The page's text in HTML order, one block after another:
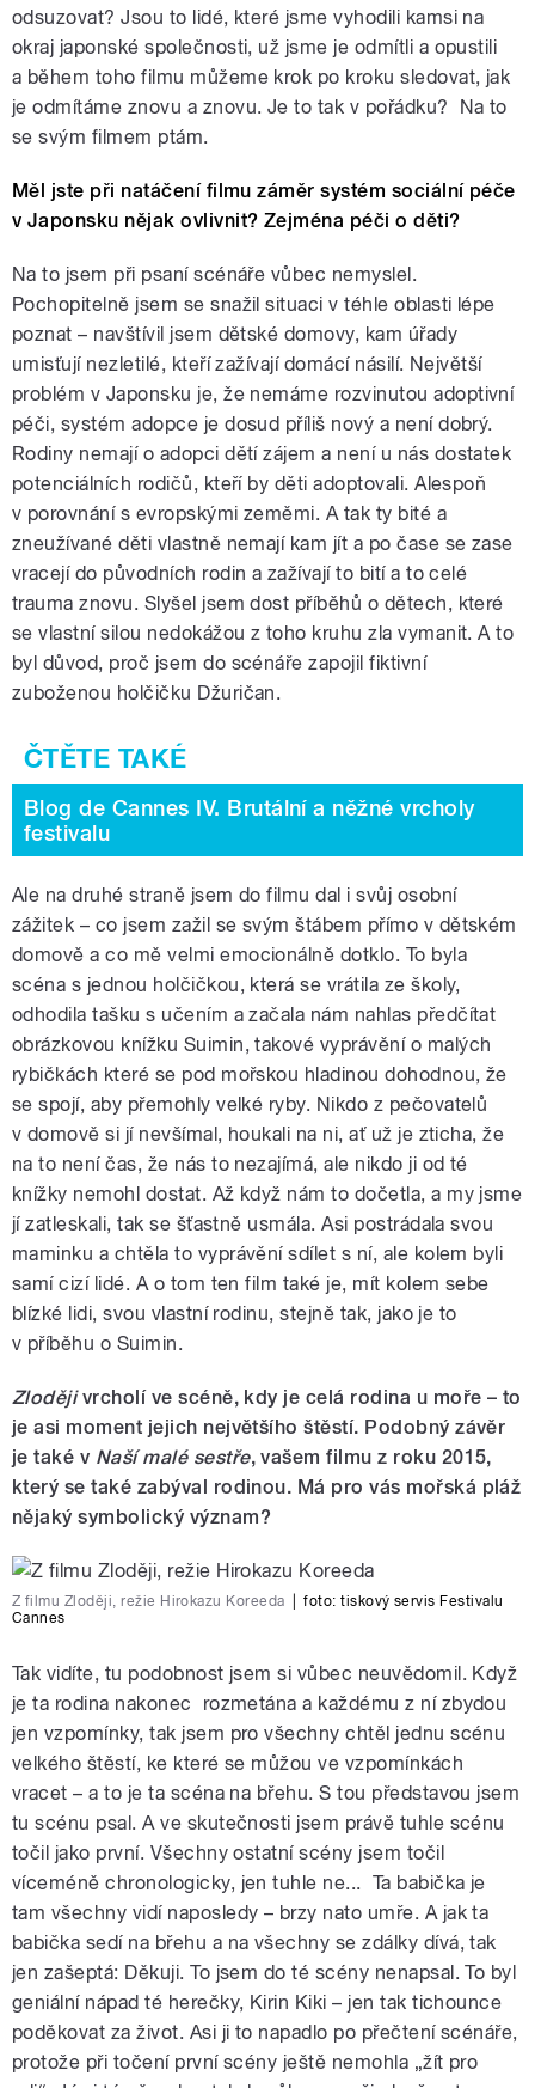
odsuzovat? Jsou to lidé, které jsme vyhodili kamsi na
okraj japonské společnosti, už jsme je odmítli a opustili
a během toho filmu můžeme krok po kroku sledovat, jak
je odmítáme znovu a znovu. Je to tak v pořádku? Na to
se svým filmem ptám.
Měl jste při natáčení filmu záměr systém sociální péče
v Japonsku nějak ovlivnit? Zejména péči o děti?
Na to jsem při psaní scénáře vůbec nemyslel.
Pochopitelně jsem se snažil situaci v téhle oblasti lépe
poznat – navštívil jsem dětské domovy, kam úřady
umisťují nezletilé, kteří zažívají domácí násilí. Největší
problém v Japonsku je, že nemáme rozvinutou adoptivní
péči, systém adopce je dosud příliš nový a není dobrý.
Rodiny nemají o adopci dětí zájem a není u nás dostatek
potenciálních rodičů, kteří by děti adoptovali. Alespoň
v porovnání s evropskými zeměmi. A tak ty bité a
zneužívané děti vlastně nemají kam jít a po čase se zase
vracejí do původních rodin a zažívají to bití a to celé
trauma znovu. Slyšel jsem dost příběhů o dětech, které
se vlastní silou nedokážou z toho kruhu zla vymanit. A to
byl důvod, proč jsem do scénáře zapojil fiktivní
zuboženou holčičku Džuričan.
Blog de Cannes IV. Brutální a něžné vrcholy
festivalu
Ale na druhé straně jsem do filmu dal i svůj osobní
zážitek – co jsem zažil se svým štábem přímo v dětském
domově a co mě velmi emocionálně dotklo. To byla
scéna s jednou holčičkou, která se vrátila ze školy,
odhodila tašku s učením a začala nám nahlas předčítat
obrázkovou knížku Suimin, takové vyprávění o malých
rybičkách které se pod mořskou hladinou dohodnou, že
se spojí, aby přemohly velké ryby. Nikdo z pečovatelů
v domově si jí nevšímal, houkali na ni, ať už je zticha, že
na to není čas, že nás to nezajímá, ale nikdo ji od té
knížky nemohl dostat. Až když nám to dočetla, a my jsme
jí zatleskali, tak se šťastně usmála. Asi postrádala svou
maminku a chtěla to vyprávění sdílet s ní, ale kolem byli
samí cizí lidé. A o tom ten film také je, mít kolem sebe
blízké lidi, svou vlastní rodinu, stejně tak, jako je to
v příběhu o Suimin.
Zlodějivrcholí ve scéně, kdy je celá rodina u moře – to
je asi moment jejich největšího štěstí. Podobný závěr
je také v Naší malé sestře, vašem filmu z roku 2015,
který se také zabýval rodinou. Má pro vás mořská pláž
nějaký symbolický význam?
Z filmu Zloději, režie Hirokazu Koreeda foto:tiskový servis Festivalu
Cannes
Tak vidíte, tu podobnost jsem si vůbec neuvědomil. Když
je ta rodina nakonec rozmetána a každému z ní zbydou
jen vzpomínky, tak jsem pro všechny chtěl jednu scénu
velkého štěstí, ke které se můžou ve vzpomínkách
vracet – a to je ta scéna na břehu. S tou představou jsem
tu scénu psal. A ve skutečnosti jsem právě tuhle scénu
točil jako první. Všechny ostatní scény jsem točil
víceméně chronologicky, jen tuhle ne... Ta babička je
tam všechny vidí naposledy – brzy nato umře. A jak ta
babička sedí na břehu a na všechny se zdálky dívá, tak
jen zašeptá: Děkuji. To jsem do té scény nenapsal. To byl
geniální nápad té herečky, Kirin Kiki – jen tak tichounce
poděkovat za život. Asi ji to napadlo po přečtení scénáře,
protože při točení první scény ještě nemohla „žít pro